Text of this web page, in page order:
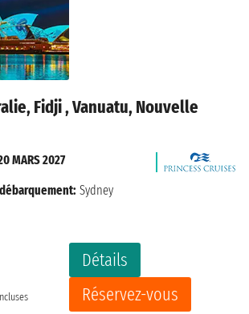
Fidji , Vanuatu, Nouvelle
Détails
Réservez-vous
MARS 2027
débarquement: Sydney